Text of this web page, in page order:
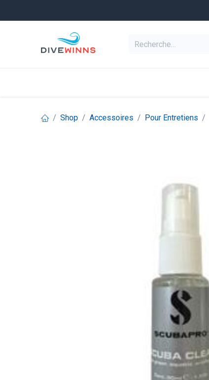
Shop Accessoires Pour Entretiens